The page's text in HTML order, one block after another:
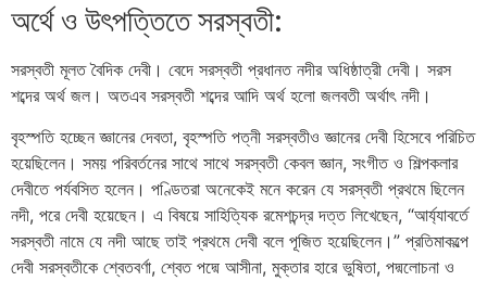
অর্থে ও উৎপত্তিতে সরস্বতী:
সরস্বতী মূলত বৈদিক দেবী। বেদে সরস্বতী প্রধানত নদীর অধিষ্ঠাত্রী দেবী। সরস
শব্দের অর্থ জল। অতএব সরস্বতী শব্দের আদি অর্থ হলো জলবতী অর্থাৎ নদী।
বৃহস্পতি হচ্ছেন জ্ঞানের দেবতা, বৃহস্পতি পত্নী সরস্বতীও জ্ঞানের দেবী হিসেবে পরিচিত
হয়েছিলেন। সময় পরিবর্তনের সাথে সাথে সরস্বতী কেবল জ্ঞান, সংগীত ও শিল্পকলার
দেবীতে পর্যবসিত হলেন। পণ্ডিতরা অনেকেই মনে করেন যে সরস্বতী প্রথমে ছিলেন
নদী, পরে দেবী হয়েছেন। এ বিষয়ে সাহিত্যিক রমেশচন্দ্র দত্ত লিখেছেন, “আর্য্যাবর্তে
সরস্বতী নামে যে নদী আছে তাই প্রথমে দেবী বলে পূজিত হয়েছিলেন।” প্রতিমাকল্পে
দেবী সরস্বতীকে শ্বেতবর্ণা, শ্বেত পদ্মে আসীনা, মুক্তার হারে ভুষিতা, পদ্মলোচনা ও